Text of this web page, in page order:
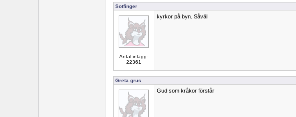
Sotfinger
Antal inlägg:
22361
kyrkor på byn. Såväl
Greta grus
Gud som kråkor förstår